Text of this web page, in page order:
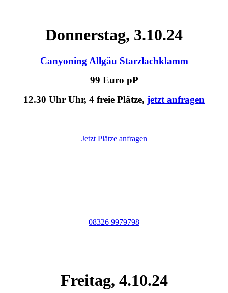
Donnerstag, 3.10.24
Canyoning Allgäu Starzlachklamm
99 Euro pP
12.30 Uhr Uhr, 4 freie Plätze, jetzt anfragen
Jetzt Plätze anfragen
08326 9979798
Freitag, 4.10.24